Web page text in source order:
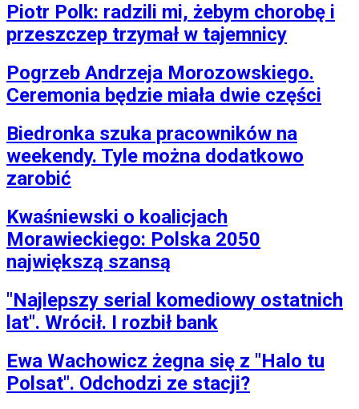
Piotr Polk: radzili mi, żebym chorobę i
przeszczep trzymał w tajemnicy
Pogrzeb Andrzeja Morozowskiego.
Ceremonia będzie miała dwie części
Biedronka szuka pracowników na
weekendy. Tyle można dodatkowo
zarobić
Kwaśniewski o koalicjach
Morawieckiego: Polska 2050
największą szansą
"Najlepszy serial komediowy ostatnich
lat". Wrócił. I rozbił bank
Ewa Wachowicz żegna się z "Halo tu
Polsat". Odchodzi ze stacji?